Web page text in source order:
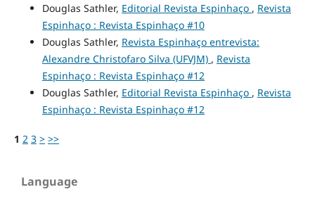
Douglas Sathler, Editorial Revista Espinhaço , Revista
Espinhaço : Revista Espinhaço #10
Douglas Sathler, Revista Espinhaço entrevista:
Alexandre Christofaro Silva (UFVJM) , Revista
Espinhaço : Revista Espinhaço #12
Douglas Sathler, Editorial Revista Espinhaço , Revista
Espinhaço : Revista Espinhaço #12
1 2 3 > >>
Language